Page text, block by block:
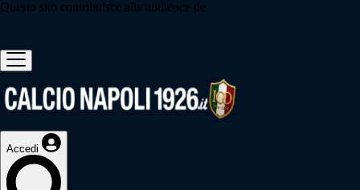
Questo sito contribuisce alla audience de
Accedi